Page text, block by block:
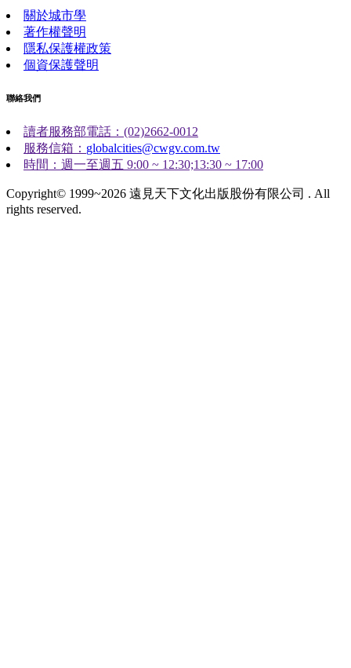
關於城市學
著作權聲明
隱私保護權政策
個資保護聲明
聯絡我們
讀者服務部電話：(02)2662-0012
服務信箱： globalcities@cwgv.com.tw
時間：週一至週五 9:00 ~ 12:30;13:30 ~ 17:00
Copyright© 1999~2026 遠見天下文化出版股份有限公司 . All
rights reserved.